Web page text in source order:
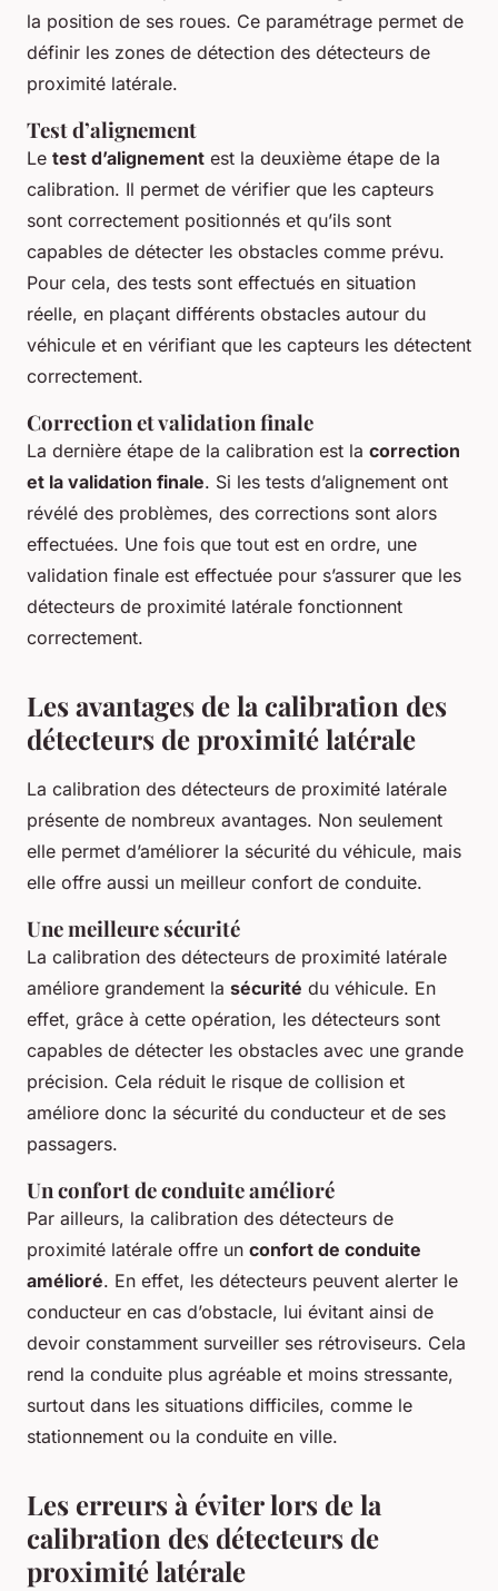
la position de ses roues. Ce paramétrage permet de
définir les zones de détection des détecteurs de
proximité latérale.
Test d’alignement
Le test d’alignement est la deuxième étape de la
calibration. Il permet de vérifier que les capteurs
sont correctement positionnés et qu’ils sont
capables de détecter les obstacles comme prévu.
Pour cela, des tests sont effectués en situation
réelle, en plaçant différents obstacles autour du
véhicule et en vérifiant que les capteurs les détectent
correctement.
Correction et validation finale
La dernière étape de la calibration est la correction
et la validation finale. Si les tests d’alignement ont
révélé des problèmes, des corrections sont alors
effectuées. Une fois que tout est en ordre, une
validation finale est effectuée pour s’assurer que les
détecteurs de proximité latérale fonctionnent
correctement.
Les avantages de la calibration des
détecteurs de proximité latérale
La calibration des détecteurs de proximité latérale
présente de nombreux avantages. Non seulement
elle permet d’améliorer la sécurité du véhicule, mais
elle offre aussi un meilleur confort de conduite.
Une meilleure sécurité
La calibration des détecteurs de proximité latérale
améliore grandement la sécurité du véhicule. En
effet, grâce à cette opération, les détecteurs sont
capables de détecter les obstacles avec une grande
précision. Cela réduit le risque de collision et
améliore donc la sécurité du conducteur et de ses
passagers.
Un confort de conduite amélioré
Par ailleurs, la calibration des détecteurs de
proximité latérale offre un confort de conduite
amélioré. En effet, les détecteurs peuvent alerter le
conducteur en cas d’obstacle, lui évitant ainsi de
devoir constamment surveiller ses rétroviseurs. Cela
rend la conduite plus agréable et moins stressante,
surtout dans les situations difficiles, comme le
stationnement ou la conduite en ville.
Les erreurs à éviter lors de la
calibration des détecteurs de
proximité latérale